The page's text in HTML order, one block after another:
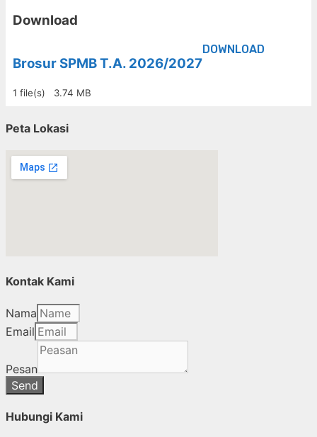
Download
Brosur SPMB T.A. 2026/2027
1 file(s) 3.74 MB
DOWNLOAD
Peta Lokasi
Kontak Kami
Nama
Email
Pesan
Send
Hubungi Kami